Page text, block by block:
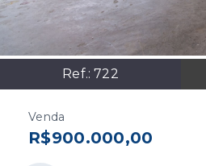
Ref.:722
Venda
R$900.000,00